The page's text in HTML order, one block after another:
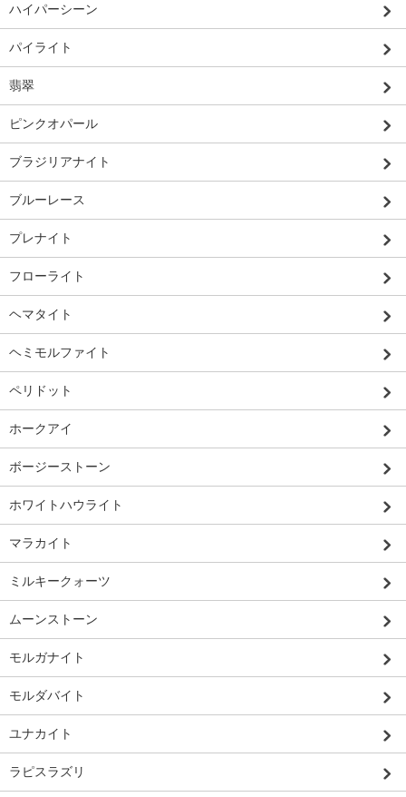
ハイパーシーン
パイライト
翡翠
ピンクオパール
ブラジリアナイト
ブルーレース
プレナイト
フローライト
ヘマタイト
ヘミモルファイト
ペリドット
ホークアイ
ボージーストーン
ホワイトハウライト
マラカイト
ミルキークォーツ
ムーンストーン
モルガナイト
モルダバイト
ユナカイト
ラピスラズリ